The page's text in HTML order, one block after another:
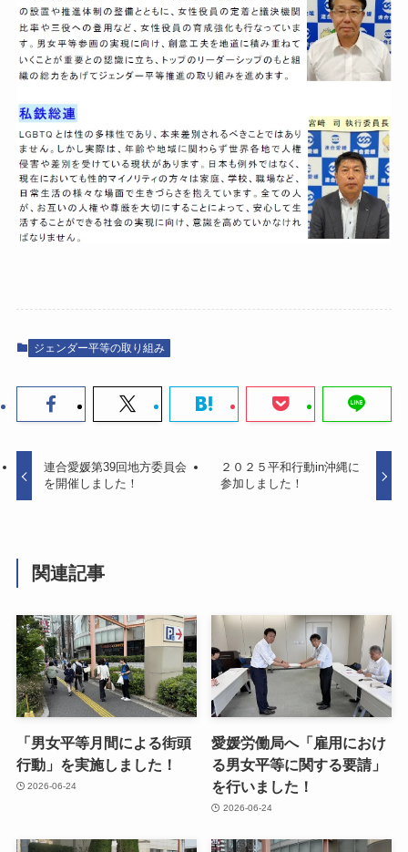
ジェンダー平等の取り組み
連合愛媛第39回地方委員会
を開催しました！
２０２５平和行動in沖縄に
参加しました！
関連記事
「男女平等月間による街頭
行動」を実施しました！
2026-06-24
愛媛労働局へ「雇用におけ
る男女平等に関する要請」
を行いました！
2026-06-24